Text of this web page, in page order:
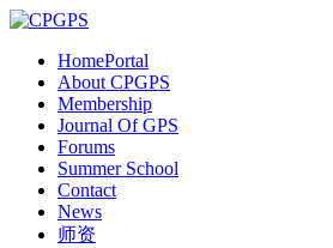
HomePortal
About CPGPS
Membership
Journal Of GPS
Forums
Summer School
Contact
News
师资